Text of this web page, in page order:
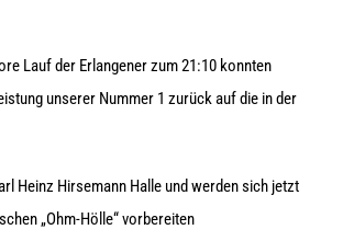
Lauf der Erlangener zum 21:10 konnten
unserer Nummer 1 zurück auf die in der
Heinz Hirsemann Halle und werden sich jetzt
„Ohm-Hölle“ vorbereiten